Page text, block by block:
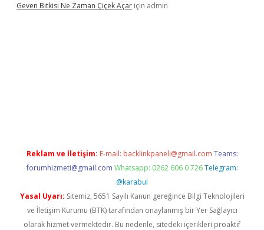
Geven Bitkisi Ne Zaman Çiçek Açar için admin
Reklam ve İletişim: E-mail: backlinkpaneli@gmail.com Teams:
forumhizmeti@gmail.com Whatsapp: 0262 606 0 726 Telegram:
@karabul
Yasal Uyarı: Sitemiz, 5651 Sayılı Kanun gereğince Bilgi Teknolojileri
ve İletişim Kurumu (BTK) tarafından onaylanmış bir Yer Sağlayıcı
olarak hizmet vermektedir. Bu nedenle, sitedeki içerikleri proaktif